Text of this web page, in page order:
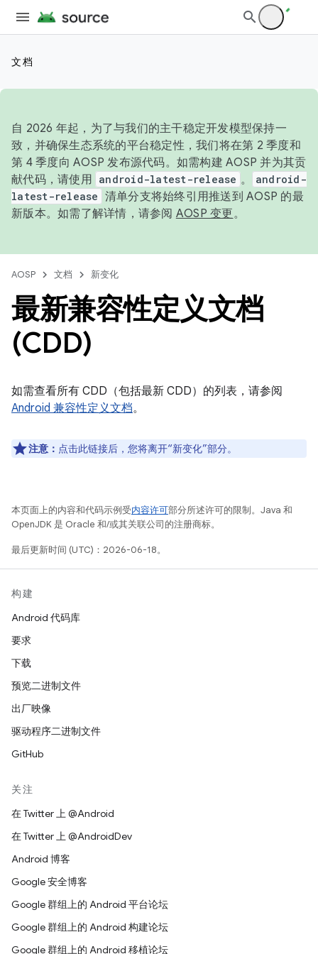
文档
自 2026 年起，为了与我们的主干稳定开发模型保持一
致，并确保生态系统的平台稳定性，我们将在第 2 季度和
第 4 季度向 AOSP 发布源代码。如需构建 AOSP 并为其贡
献代码，请使用 android-latest-release 。
android-
latest-release 清单分支将始终引用推送到 AOSP 的最
新版本。如需了解详情，请参阅 AOSP 变更。
AOSP 文档 新变化
最新兼容性定义文档
(CDD)
如需查看所有 CDD（包括最新 CDD）的列表，请参阅
Android 兼容性定义文档。
注意： 点击此链接后，您将离开“新变化”部分。
本页面上的内容和代码示例受内容许可部分所述许可的限制。Java 和
OpenJDK 是 Oracle 和/或其关联公司的注册商标。
最后更新时间 (UTC)：2026-06-18。
构建
Android 代码库
要求
下载
预览二进制文件
出厂映像
驱动程序二进制文件
GitHub
关注
在 Twitter 上 @Android
在 Twitter 上 @AndroidDev
Android 博客
Google 安全博客
Google 群组上的 Android 平台论坛
Google 群组上的 Android 构建论坛
Google 群组上的 Android 移植论坛